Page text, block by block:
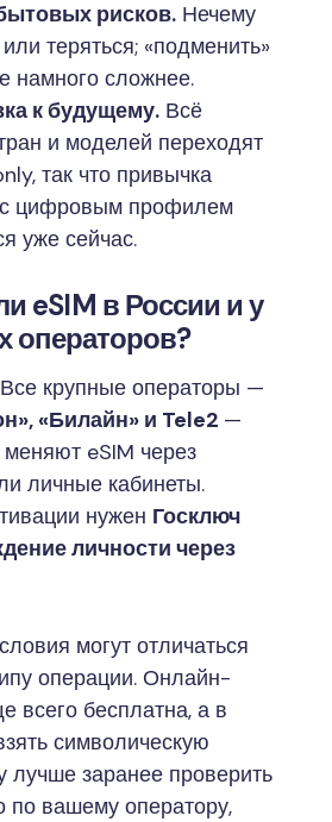
рисков. Нечему
теряться; «подменить»
намного сложнее.
к будущему. Всё
и моделей переходят
так что привычка
с цифровым профилем
уже сейчас.
eSIM в России и у
операторов?
Все крупные операторы —
«Билайн» и Tele2 —
eSIM через
личные кабинеты.
нужен Госключ
личности через
могут отличаться
операции. Онлайн-
всего бесплатна, а в
символическую
лучше заранее проверить
по вашему оператору,